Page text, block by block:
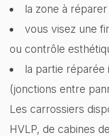
la zone à
vous visez une
ou contrôle
la partie réparée
(jonctions entre
Les carrossiers
HVLP, de cabines